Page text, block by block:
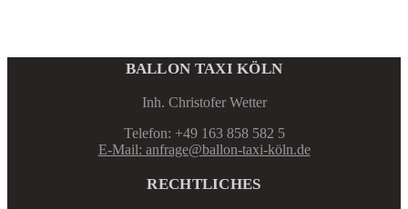
BALLON TAXI KÖLN
Inh. Christofer Wetter
Telefon: +49 163 858 582 5
E-Mail: anfrage@ballon-taxi-köln.de
RECHTLICHES